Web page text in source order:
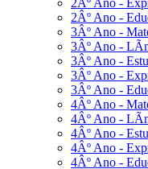
2Âº Ano -
3Âº Ano -
3Âº Ano -
3Âº Ano -
3Âº Ano -
3Âº Ano -
4Âº Ano -
4Âº Ano -
4Âº Ano -
4Âº Ano -
4Âº Ano -